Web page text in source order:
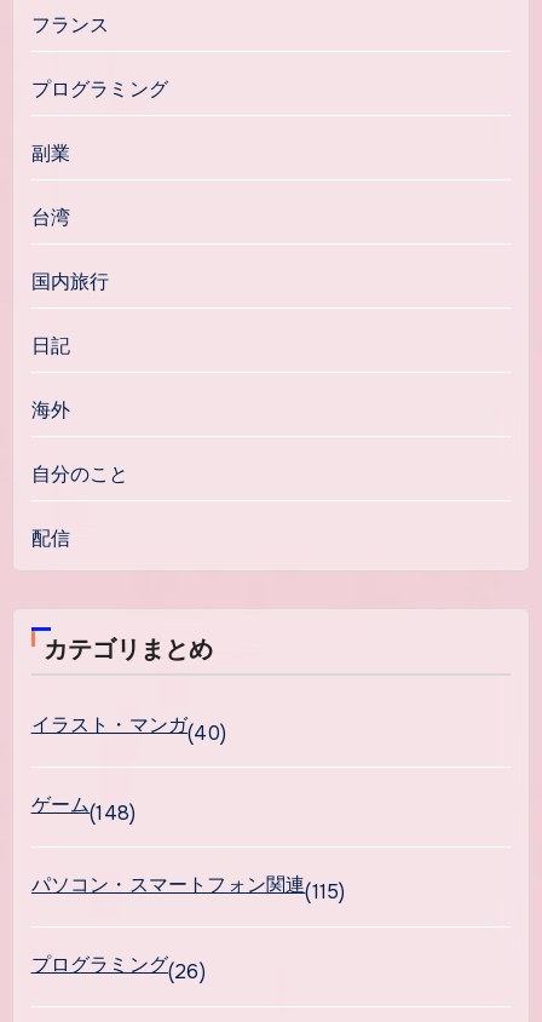
フランス
プログラミング
副業
台湾
国内旅行
日記
海外
自分のこと
配信
カテゴリまとめ
イラスト・マンガ(40)
ゲーム(148)
パソコン・スマートフォン関連(115)
プログラミング(26)